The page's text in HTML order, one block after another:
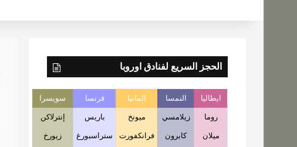
الحجز السريع لفنادق اوروبا
ايطاليا النمسا المانيا فرنسا سويسرا
روما زيلامسي ميونخ باريس إنترلاكن
ميلان كابرون فرانكفورت ستراسبورغ زيورخ